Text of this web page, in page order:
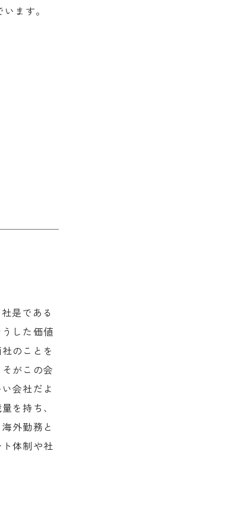
ます。
是である
した価値
のことを
がこの会
会社だよ
を持ち、
外勤務と
体制や社